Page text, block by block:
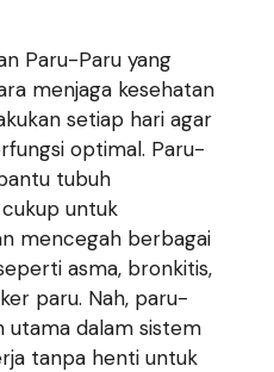
Paru-Paru yang
menjaga kesehatan
setiap hari agar
optimal. Paru-
tubuh
untuk
mencegah berbagai
asma, bronkitis,
paru. Nah, paru-
utama dalam sistem
tanpa henti untuk